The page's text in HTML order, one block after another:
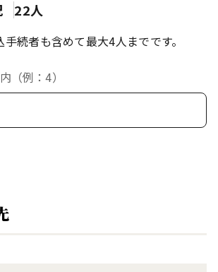
22人
続者も含めて最大4人までです。
（例：4）